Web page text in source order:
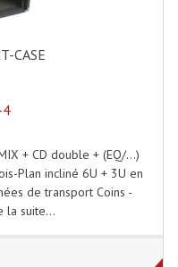
Guitare
Enceinte
Plats
CASE
4
+ CD double + (EQ/...)
Plan incliné 6U + 3U en
de transport Coins -
la suite...